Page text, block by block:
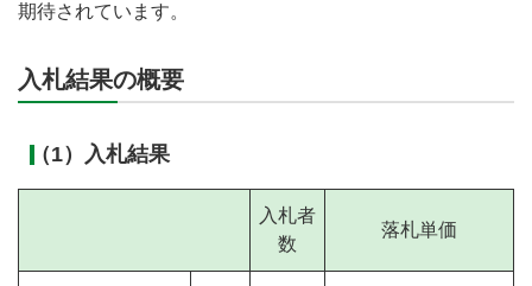
期待されています。
入札結果の概要
（1）入札結果
入札者
数
落札単価